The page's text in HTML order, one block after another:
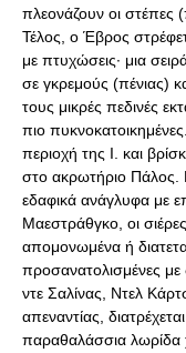
πλεονάζουν οι στέπες
Τέλος, ο Έβρος
με πτυχώσεις· μια
σε γκρεμούς (πένιας)
τους μικρές πεδινές
πιο
περιοχή της Ι. και
στο ακρωτήριο Πάλος.
εδαφικά ανάγλυφα με
Μαεστράθγκο, οι
απομονωμένα ή
προσανατολισμένες με
ντε Σαλίνας, Ντελ
απεναντίας,
παραθαλάσσια λωρίδα